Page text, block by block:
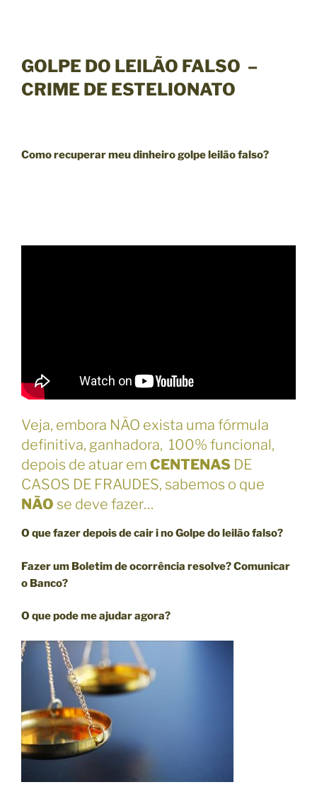
GOLPE DO LEILÃO FALSO –
CRIME DE ESTELIONATO
Como recuperar meu dinheiro golpe leilão falso?
Veja, embora NÃO exista uma fórmula
definitiva, ganhadora, 100% funcional,
depois de atuar em CENTENAS DE
CASOS DE FRAUDES, sabemos o que
NÃO se deve fazer…
O que fazer depois de cair i no Golpe do leilão falso?
Fazer um Boletim de ocorrência resolve? Comunicar
o Banco?
O que pode me ajudar agora?